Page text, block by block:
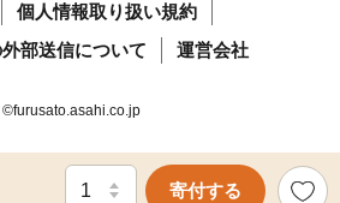
寄付する
個人情報取り扱い規約
部送信について
運営会社
©furusato.asahi.co.jp